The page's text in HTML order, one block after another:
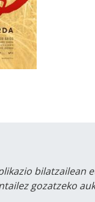
bilatzailean
gozatzeko